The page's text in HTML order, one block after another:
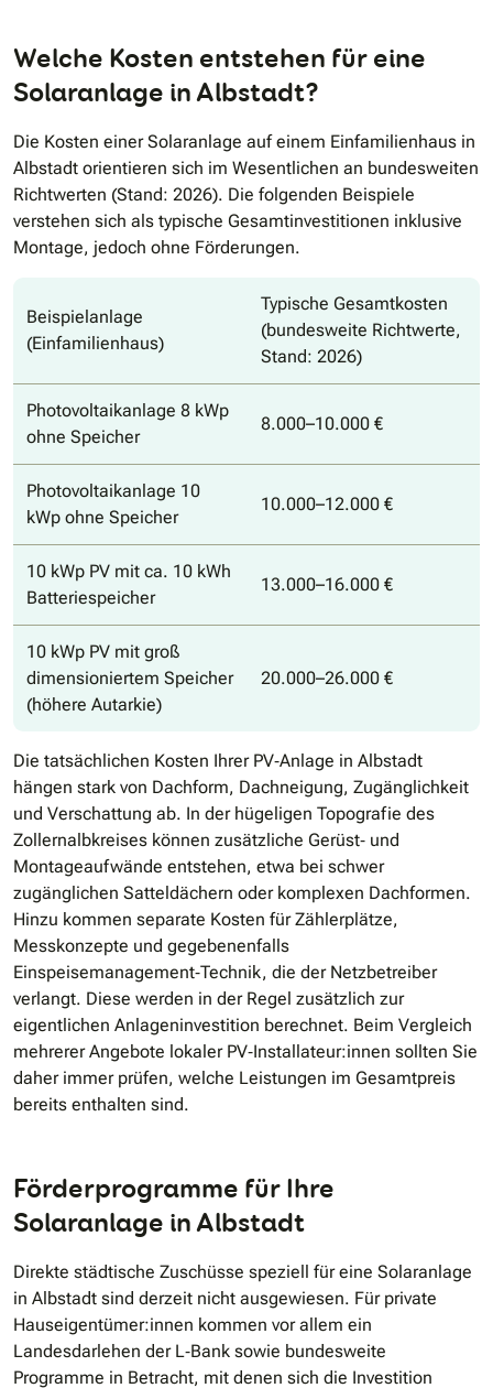
Welche Kosten entstehen für eine
Solaranlage in Albstadt?
Die Kosten einer Solaranlage auf einem Einfamilienhaus in
Albstadt orientieren sich im Wesentlichen an bundesweiten
Richtwerten (Stand: 2026). Die folgenden Beispiele
verstehen sich als typische Gesamtinvestitionen inklusive
Montage, jedoch ohne Förderungen.
Beispielanlage
(Einfamilienhaus)
Typische Gesamtkosten
(bundesweite Richtwerte,
Stand: 2026)
Photovoltaikanlage 8 kWp
ohne Speicher
8.000–10.000 €
Photovoltaikanlage 10
kWp ohne Speicher
10.000–12.000 €
10 kWp PV mit ca. 10 kWh
Batteriespeicher
13.000–16.000 €
10 kWp PV mit groß
dimensioniertem Speicher
(höhere Autarkie)
20.000–26.000 €
Die tatsächlichen Kosten Ihrer PV‐Anlage in Albstadt
hängen stark von Dachform, Dachneigung, Zugänglichkeit
und Verschattung ab. In der hügeligen Topografie des
Zollernalbkreises können zusätzliche Gerüst‐ und
Montageaufwände entstehen, etwa bei schwer
zugänglichen Satteldächern oder komplexen Dachformen.
Hinzu kommen separate Kosten für Zählerplätze,
Messkonzepte und gegebenenfalls
Einspeisemanagement‐Technik, die der Netzbetreiber
verlangt. Diese werden in der Regel zusätzlich zur
eigentlichen Anlageninvestition berechnet. Beim Vergleich
mehrerer Angebote lokaler PV‐Installateur:innen sollten Sie
daher immer prüfen, welche Leistungen im Gesamtpreis
bereits enthalten sind.
Förderprogramme für Ihre
Solaranlage in Albstadt
Direkte städtische Zuschüsse speziell für eine Solaranlage
in Albstadt sind derzeit nicht ausgewiesen. Für private
Hauseigentümer:innen kommen vor allem ein
Landesdarlehen der L‐Bank sowie bundesweite
Programme in Betracht, mit denen sich die Investition